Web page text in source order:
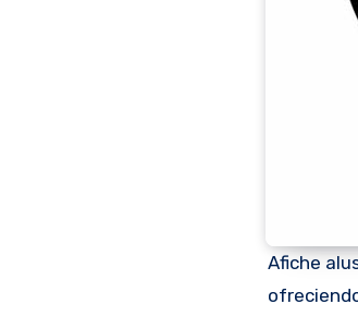
Afiche